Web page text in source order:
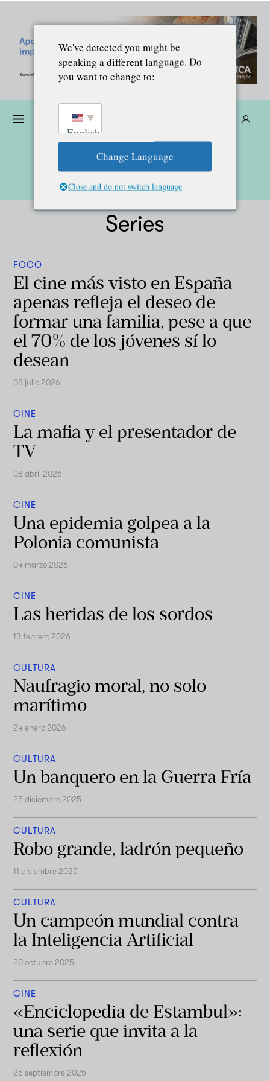
Series
FOCO
El cine más visto en España
apenas refleja el deseo de
formar una familia, pese a que
el 70% de los jóvenes sí lo
desean
08 julio 2026
CINE
La mafia y el presentador de
TV
08 abril 2026
CINE
Una epidemia golpea a la
Polonia comunista
04 marzo 2026
CINE
Las heridas de los sordos
13 febrero 2026
CULTURA
Naufragio moral, no solo
marítimo
24 enero 2026
CULTURA
Un banquero en la Guerra Fría
25 diciembre 2025
CULTURA
Robo grande, ladrón pequeño
11 diciembre 2025
CULTURA
Un campeón mundial contra
la Inteligencia Artificial
20 octubre 2025
CINE
«Enciclopedia de Estambul»:
una serie que invita a la
reflexión
26 septiembre 2025
We've detected you might be
speaking a different language. Do
you want to change to:
English
Change Language
Close and do not switch language